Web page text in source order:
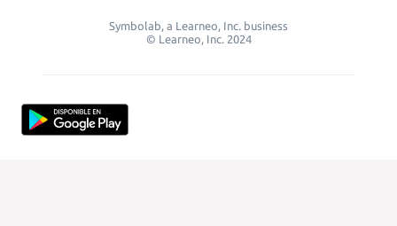
Symbolab, a Learneo, Inc. business
© Learneo, Inc. 2024